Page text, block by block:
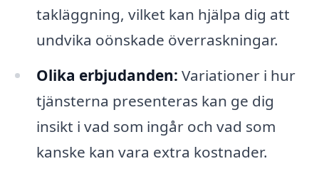
takläggning, vilket kan hjälpa dig att
undvika oönskade överraskningar.
Olika erbjudanden: Variationer i hur
tjänsterna presenteras kan ge dig
insikt i vad som ingår och vad som
kanske kan vara extra kostnader.